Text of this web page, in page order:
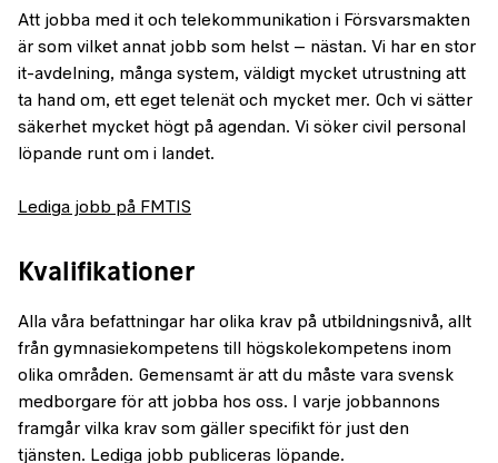
Att jobba med it och telekommunikation i Försvarsmakten
är som vilket annat jobb som helst – nästan. Vi har en stor
it-avdelning, många system, väldigt mycket utrustning att
ta hand om, ett eget telenät och mycket mer. Och vi sätter
säkerhet mycket högt på agendan. Vi söker civil personal
löpande runt om i landet.
Lediga jobb på FMTIS
Kvalifikationer
Alla våra befattningar har olika krav på utbildningsnivå, allt
från gymnasiekompetens till högskolekompetens inom
olika områden. Gemensamt är att du måste vara svensk
medborgare för att jobba hos oss. I varje jobbannons
framgår vilka krav som gäller specifikt för just den
tjänsten. Lediga jobb publiceras löpande.